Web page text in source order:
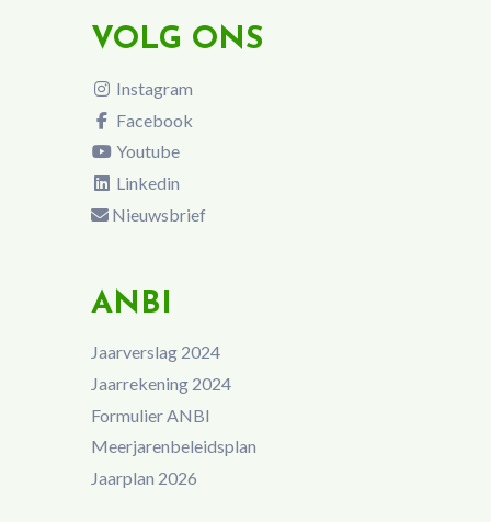
VOLG ONS
Instagram
Facebook
Youtube
Linkedin
Nieuwsbrief
ANBI
Jaarverslag 2024
Jaarrekening 2024
Formulier ANBI
Meerjarenbeleidsplan
Jaarplan 2026